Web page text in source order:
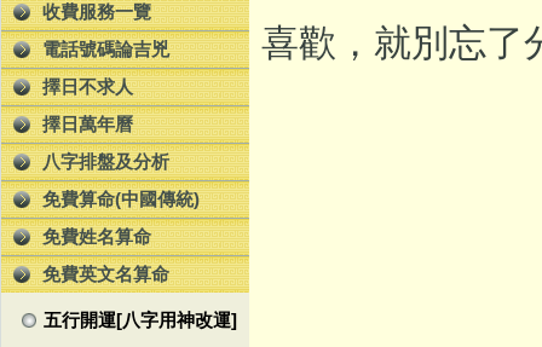
收費服務一覽
電話號碼論吉兇
擇日不求人
擇日萬年曆
八字排盤及分析
免費算命(中國傳統)
免費姓名算命
免費英文名算命
五行開運[八字用神改運]
喜歡，就別忘了